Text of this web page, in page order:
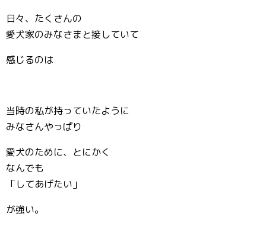
日々、たくさんの
愛犬家のみなさまと接していて
感じるのは
当時の私が持っていたように
みなさんやっぱり
愛犬のために、とにかく
なんでも
「してあげたい」
が強い。